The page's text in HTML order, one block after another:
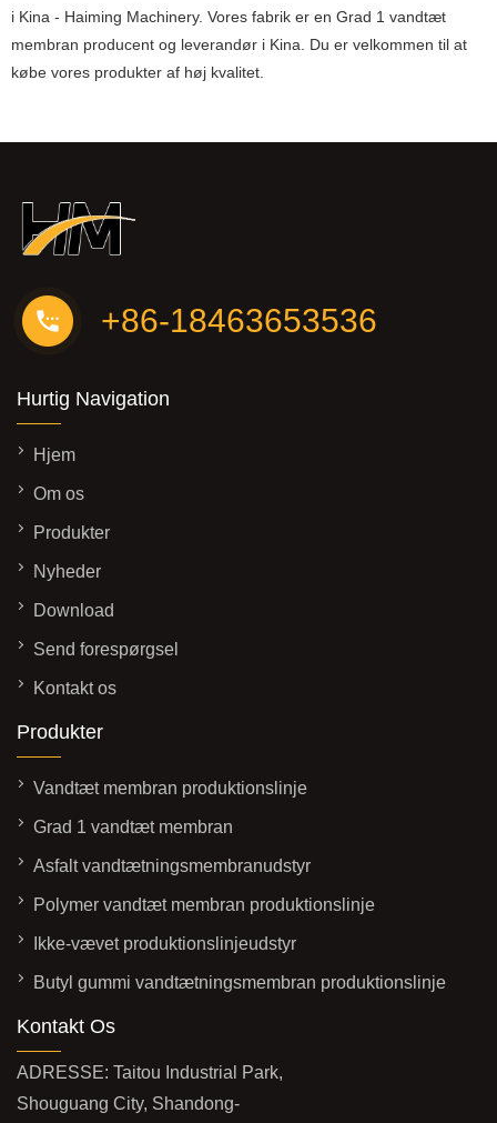
i Kina - Haiming Machinery. Vores fabrik er en Grad 1 vandtæt
membran producent og leverandør i Kina. Du er velkommen til at
købe vores produkter af høj kvalitet.
+86-18463653536
Hurtig Navigation
Hjem
Om os
Produkter
Nyheder
Download
Send forespørgsel
Kontakt os
Produkter
Vandtæt membran produktionslinje
Grad 1 vandtæt membran
Asfalt vandtætningsmembranudstyr
Polymer vandtæt membran produktionslinje
Ikke-vævet produktionslinjeudstyr
Butyl gummi vandtætningsmembran produktionslinje
Kontakt Os
ADRESSE: Taitou Industrial Park,
Shouguang City, Shandong-